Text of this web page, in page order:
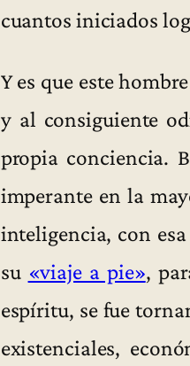
cuantos iniciados
Y es que este
y al consiguiente
propia conciencia.
imperante en la
inteligencia, con
su «viaje a pie»,
espíritu, se fue
existenciales,